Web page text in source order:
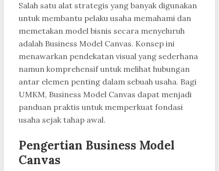
Salah satu alat strategis yang banyak digunakan
untuk membantu pelaku usaha memahami dan
memetakan model bisnis secara menyeluruh
adalah Business Model Canvas. Konsep ini
menawarkan pendekatan visual yang sederhana
namun komprehensif untuk melihat hubungan
antar elemen penting dalam sebuah usaha. Bagi
UMKM, Business Model Canvas dapat menjadi
panduan praktis untuk memperkuat fondasi
usaha sejak tahap awal.
Pengertian Business Model
Canvas